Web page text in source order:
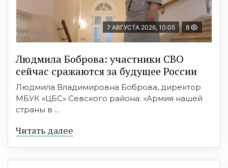
7 АВГУСТА 2026, 10:05 8
Людмила Боброва: участники СВО
сейчас сражаются за будущее России
Людмила Владимировна Боброва, директор
МБУК «ЦБС» Севского района: «Армия нашей
страны в ...
Читать далее